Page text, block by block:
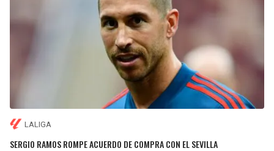
LALIGA
SERGIO RAMOS ROMPE ACUERDO DE COMPRA CON EL SEVILLA